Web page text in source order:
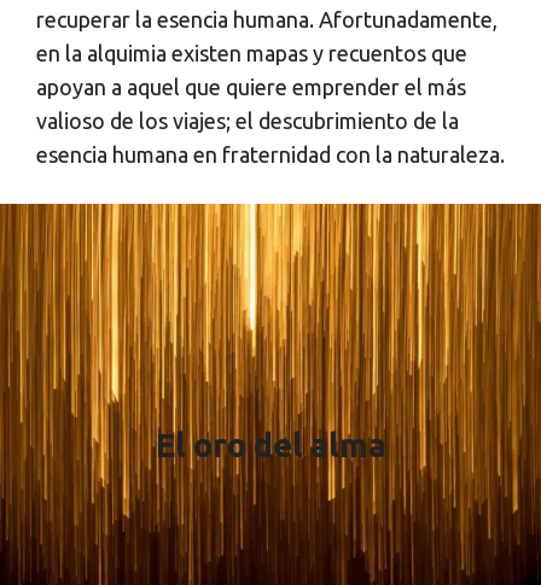
recuperar la esencia humana. Afortunadamente,
en la alquimia existen mapas y recuentos que
apoyan a aquel que quiere emprender el más
valioso de los viajes; el descubrimiento de la
esencia humana en fraternidad con la naturaleza.
El oro del alma